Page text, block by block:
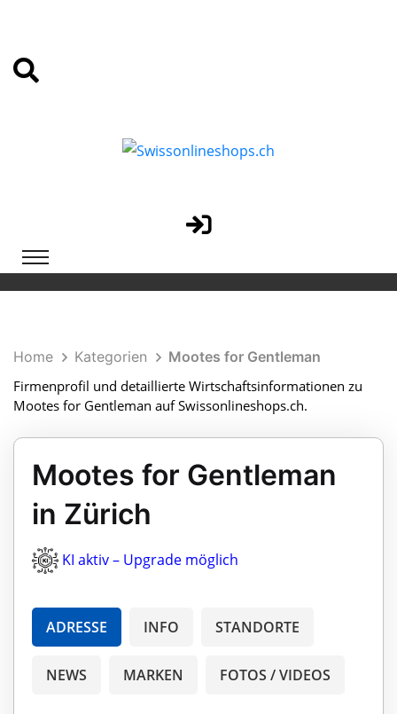
Home Kategorien
Mootes for Gentleman
Firmenprofil und detaillierte Wirtschaftsinformationen zu
Mootes for Gentleman auf Swissonlineshops.ch.
Mootes for Gentleman
in Zürich
KI aktiv – Upgrade möglich
ADRESSE INFO STANDORTE
NEWS MARKEN FOTOS / VIDEOS